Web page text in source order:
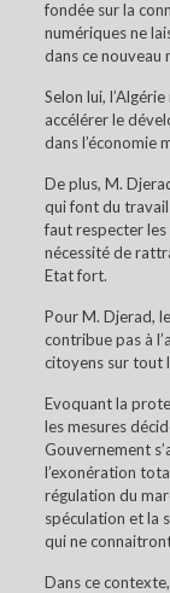
fondée sur la
numériques ne
dans ce nouveau
Selon lui,
accélérer le
dans l’économie
De plus, M.
qui font du
faut respecter les
nécessité de
Etat fort.
Pour M. Djerad,
contribue pas à
citoyens sur tout
Evoquant la
les mesures
Gouvernement
l’exonération
régulation du
spéculation et la
qui ne
Dans ce